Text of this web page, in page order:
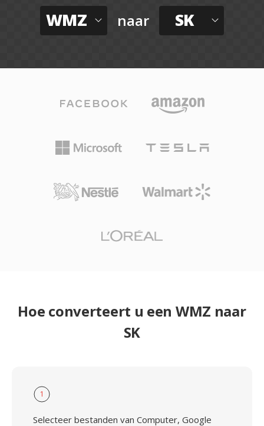
WMZ naar SK
Hoe converteert u een WMZ naar
SK
1
Selecteer bestanden van Computer, Google